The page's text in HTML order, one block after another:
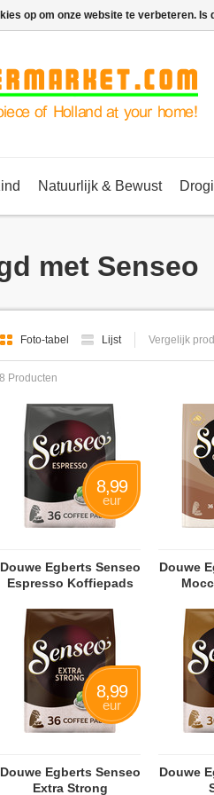
Natuurlijk & Bewust
met Senseo
Foto-tabel Lijst Vergelijk
8 Producten
8,99
eur
Douwe Egberts Sen­seo
Es­pres­so Kof­fie­pads
Douwe
8,99
eur
Douwe Egberts Senseo
Extra Strong
Douwe
op om onze website te verbeteren. Is